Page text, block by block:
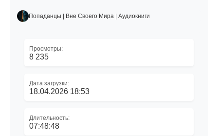
Попаданцы | Вне Своего Мира | Аудиокниги
Просмотры:
8 235
Дата загрузки:
18.04.2026 18:53
Длительность:
07:48:48